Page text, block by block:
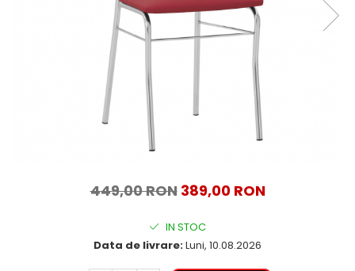
449,00 RON 389,00 RON
IN STOC
Data de livrare:Luni, 10.08.2026